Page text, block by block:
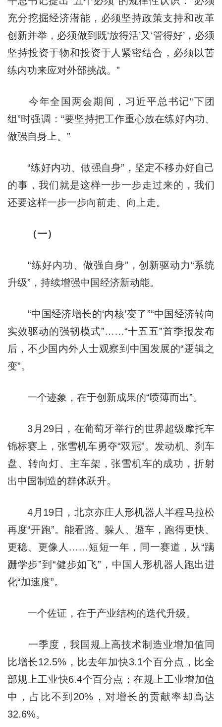
充分挖掘经济潜能，必须坚持政策支持和改革
创新并举，必须做到既‘放得活’又‘管得好’，必须
坚持投资于物和投资于人紧密结合，必须以苦
练内功来应对外部挑战。”
今年全国两会期间，习近平总书记“下团
组”时强调：“要坚持把工作重心放在练好内功、
做强自身上。”
“练好内功、做强自身”，坚定不移办好自己
的事，我们就是这样一步一步走过来的，我们
还要这样一步一步向前走、向上走。
（一）
“练好内功、做强自身”，创新驱动力“系统
升级”，持续增强中国经济新动能。
“中国经济增长的‘内核’变了”“中国经济转向
实效驱动的强韧模式”……“十五五”首季报发布
后，不少国内外人士观察到中国发展的“逻辑之
变”。
一个迹象，在于创新成果的“喷薄而出”。
3月29日，在葡萄牙举行的世界超级摩托车
锦标赛上，张雪机车勇夺“双冠”。发动机、刹车
盘、转向灯、主车架，张雪机车的成功，折射
出中国制造的群体跃升。
4月19日，北京亦庄人形机器人半程马拉松
再度“开跑”。能看路、躲人、避车，跑得更快、
更稳、更像人……短短一年，同一赛道，从“蹒
跚学步”到“健步如飞”，中国人形机器人跑出进
化“加速度”。
一个佐证，在于产业结构的迭代升级。
一季度，我国规上高技术制造业增加值同
比增长12.5%，比去年加快3.1个百分点，比全
部规上工业快6.4个百分点；在规上工业增加值
中，占比不到20%，对增长的贡献率却高达
32.6%。